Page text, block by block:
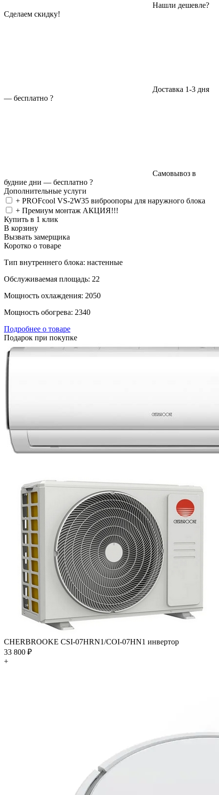
Нашли дешевле?
Сделаем скидку!
Доставка 1-3 дня
— бесплатно ?
Самовывоз в
будние дни — бесплатно ?
Дополнительные услуги
+ PROFcool VS-2W35 виброопоры для наружного блока
+ Премиум монтаж АКЦИЯ!!!
Купить в 1 клик
В корзину
Вызвать замерщика
Коротко о товаре
Тип внутреннего блока: настенные
Обслуживаемая площадь: 22
Мощность охлаждения: 2050
Мощность обогрева: 2340
Подробнее о товаре
Подарок при покупке
CHERBROOKE CSI-07HRN1/COI-07HN1 инвертор
33 800 ₽
+